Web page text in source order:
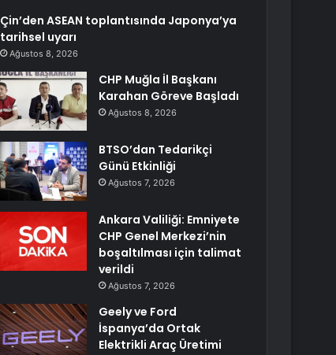
Çin’den ASEAN toplantısında Japonya’ya
tarihsel uyarı
Ağustos 8, 2026
CHP Muğla İl Başkanı
Karahan Göreve Başladı
Ağustos 8, 2026
BTSO’dan Tedarikçi
Günü Etkinliği
Ağustos 7, 2026
Ankara Valiliği: Emniyete
CHP Genel Merkezi’nin
boşaltılması için talimat
verildi
Ağustos 7, 2026
Geely ve Ford
İspanya’da Ortak
Elektrikli Araç Üretimi